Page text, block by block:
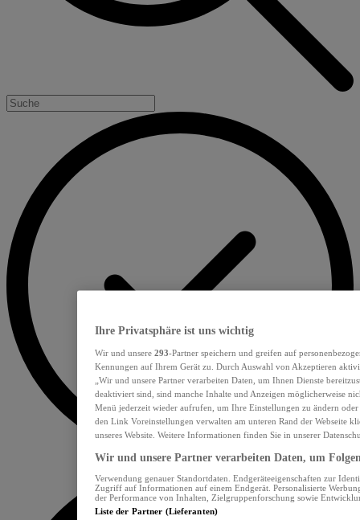
Ihre Privatsphäre ist uns wichtig
Wir und unsere 293-Partner speichern und greifen auf
Kennungen auf Ihrem Gerät zu. Durch Auswahl von Akzeptieren
„Wir und unsere Partner verarbeiten Daten, um Ihnen Dienste
deaktiviert sind, sind manche Inhalte und Anzeigen möglicherweise
Menü jederzeit wieder aufrufen, um Ihre Einstellungen zu ändern
den Link Voreinstellungen verwalten am unteren Rand der Webseite
unseres Website. Weitere Informationen finden Sie in unserer
Wir und unsere Partner verarbeiten Daten, um
Verwendung genauer Standortdaten. Endgeräteeigenschaften zur
Zugriff auf Informationen auf einem Endgerät. Personalisierte
der Performance von Inhalten, Zielgruppenforschung sowie
Liste der Partner (Lieferanten)